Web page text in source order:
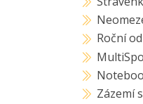
Roční
Zázemí